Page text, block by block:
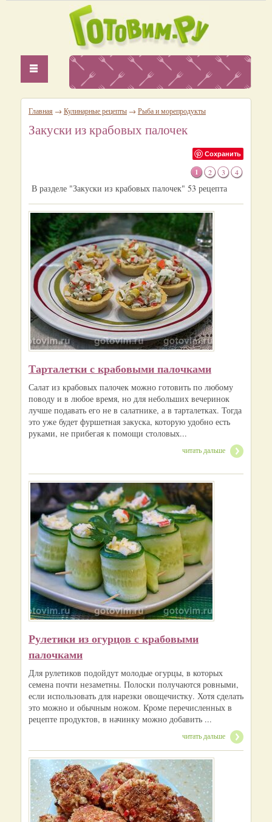
Главная → Кулинарные рецепты → Рыба и морепродукты
Закуски из крабовых палочек
Сохранить
1 2 3 4
В разделе "Закуски из крабовых палочек" 53 рецепта
Тарталетки с крабовыми палочками
Салат из крабовых палочек можно готовить по любому
поводу и в любое время, но для небольших вечеринок
лучше подавать его не в салатнике, а в тарталетках. Тогда
это уже будет фуршетная закуска, которую удобно есть
руками, не прибегая к помощи столовых...
читать дальше
Рулетики из огурцов с крабовыми
палочками
Для рулетиков подойдут молодые огурцы, в которых
семена почти незаметны. Полоски получаются ровными,
если использовать для нарезки овощечистку. Хотя сделать
это можно и обычным ножом. Кроме перечисленных в
рецепте продуктов, в начинку можно добавить ...
читать дальше